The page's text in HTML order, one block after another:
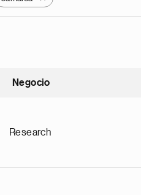
Negocio
Research